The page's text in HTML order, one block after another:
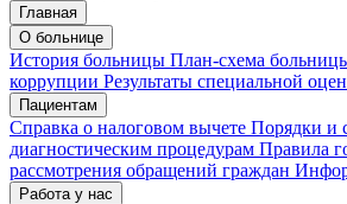
Запись на приём
Подтвердить запись Отмена
Запись подтверждена
Мои записи
Главная
О больнице
История больницы План-схема
коррупции Результаты специальной
Пациентам
Справка о налоговом вычете Порядки и
диагностическим процедурам Правила
рассмотрения обращений граждан
Работа у нас